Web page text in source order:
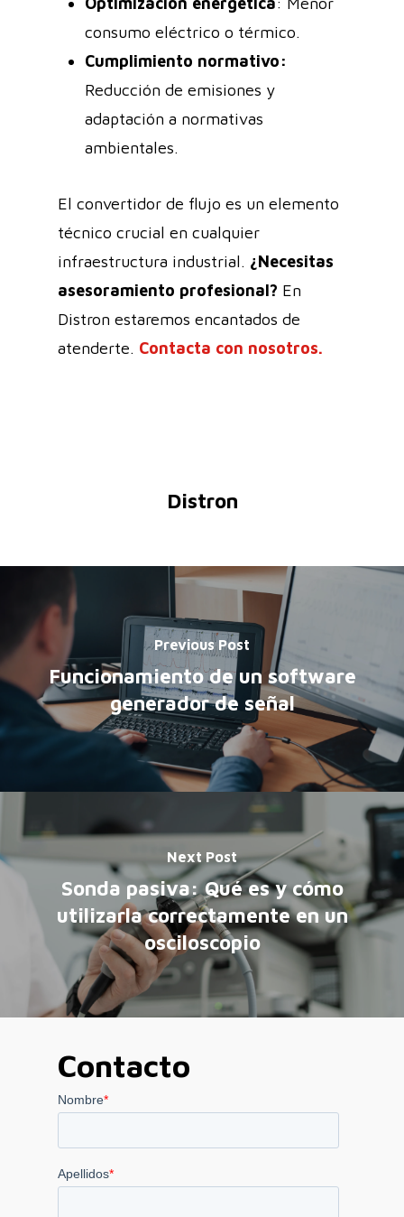
consumo eléctrico o térmico.
Cumplimiento normativo:
Reducción de emisiones y
adaptación a normativas
ambientales.
El convertidor de flujo es un elemento
técnico crucial en cualquier
infraestructura industrial. ¿Necesitas
asesoramiento profesional? En
Distron estaremos encantados de
atenderte. Contacta con nosotros.
Distron
Previous Post
Funcionamiento de un software
generador de señal
Next Post
Sonda pasiva: Qué es y cómo
utilizarla correctamente en un
osciloscopio
Contacto